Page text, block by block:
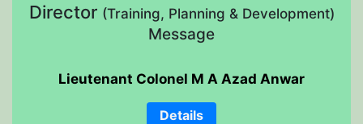
Director (Training, Planning & Development)
Message
Lieutenant Colonel M A Azad Anwar
Details